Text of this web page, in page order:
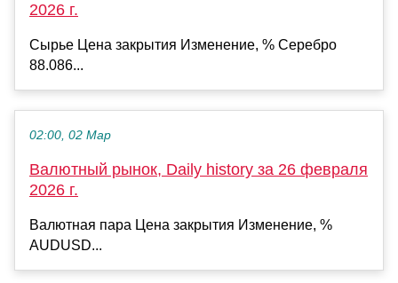
2026 г.
Сырье Цена закрытия Изменение, % Серебро
88.086...
02:00, 02 Мар
Валютный рынок, Daily history за 26 февраля
2026 г.
Валютная пара Цена закрытия Изменение, %
AUDUSD...